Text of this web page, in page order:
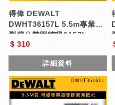
得偉 DEWALT
DWHT36157L 5.5m專業級
全公分雙面捲尺
型號 : DWHT36157L
$ 310
詳細資料